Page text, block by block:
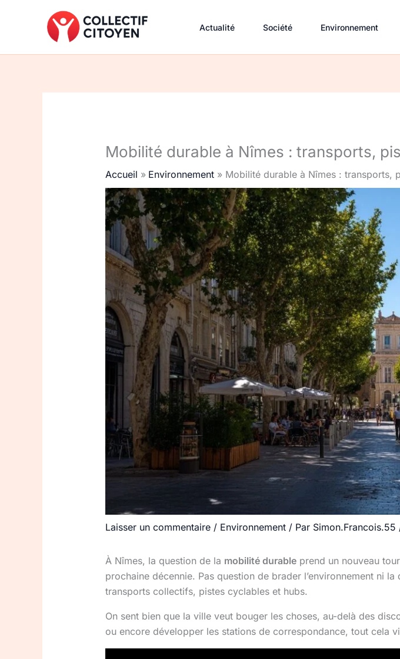
Actualité Société Environnement
Mobilité durable à Nîmes : transports,
Accueil Environnement Mobilité durable à Nîmes : transports,
Laisser un commentaire / Environnement/ Par Simon.Francois.55
À Nîmes, la question de la mobilité durableprend un nouveau
prochaine décennie. Pas question de brader l’environnement ni
transports collectifs, pistes cyclables et hubs.
On sent bien que la ville veut bouger les choses, au-delà des
ou encore développer les stations de correspondance, tout cela